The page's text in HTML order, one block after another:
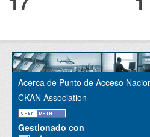
Acerca de Punto de Acceso
CKAN Association
Gestionado con